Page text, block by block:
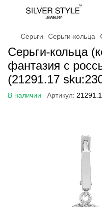
Серьги Серьги-кольца
Серьги-кольца
фантазия с
(21291.17
В наличии Артикул: